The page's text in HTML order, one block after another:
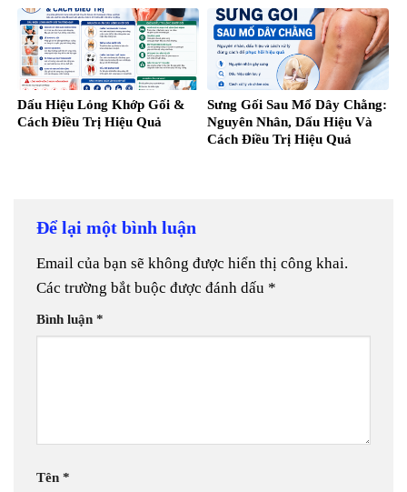
Dấu Hiệu Lỏng Khớp Gối &
Cách Điều Trị Hiệu Quả
Sưng Gối Sau Mổ Dây Chằng:
Nguyên Nhân, Dấu Hiệu Và
Cách Điều Trị Hiệu Quả
Để lại một bình luận
Email của bạn sẽ không được hiển thị công khai.
Các trường bắt buộc được đánh dấu *
Bình luận *
Tên *